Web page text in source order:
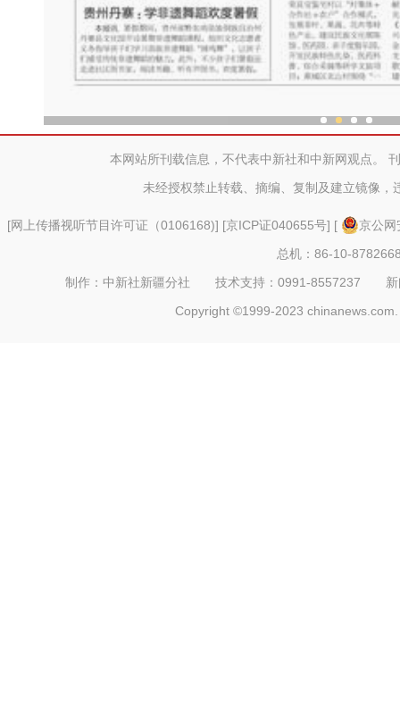
本网站所刊载信息，不代表中新社和中新网观点。
未经授权禁止转载、摘编、复制及建立镜像，
[网上传播视听节目许可证（0106168)] [京ICP证040655号] [
京公
总机：86-10-
制作：中新社新疆分社 技术支持：0991-8557237
Copyright ©1999-2023